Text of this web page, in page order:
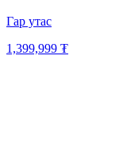
Гар утас
1,399,999 ₮